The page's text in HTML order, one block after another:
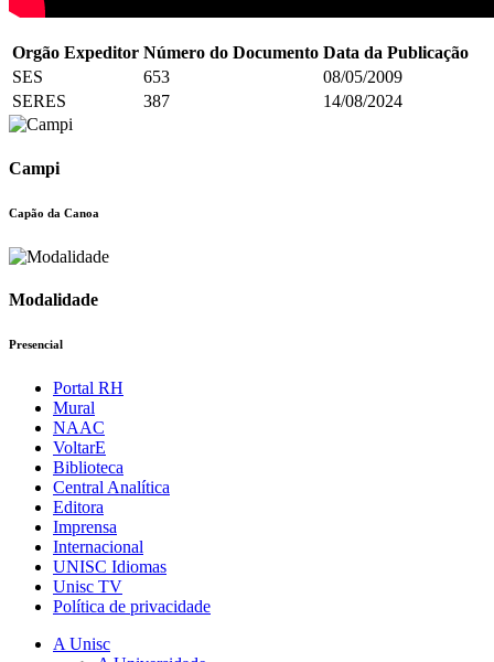
Orgão Expeditor Número do Documento Data da Publicação
SES
653
08/05/2009
SERES
387 14/08/2024
Campi
Capão da Canoa
Modalidade
Presencial
Portal RH
Mural
NAAC
VoltarE
Biblioteca
Central Analítica
Editora
Imprensa
Internacional
UNISC Idiomas
Unisc TV
Política de privacidade
A Unisc